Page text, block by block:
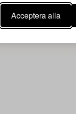
Acceptera alla